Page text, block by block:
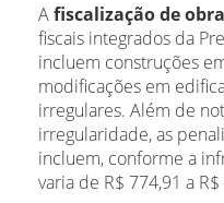
Afiscalização de
fiscais integrados da
incluem construções
modificações em
irregulares. Além de
irregularidade, as
incluem, conforme a
varia de R$ 774,91 a